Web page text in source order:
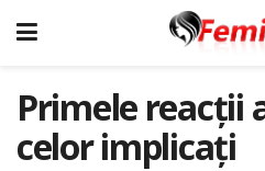
Primele reacții
celor implicați